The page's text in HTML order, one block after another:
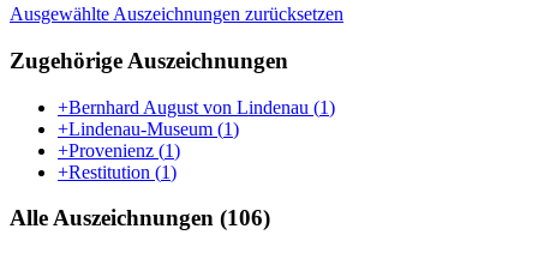
Ausgewählte Auszeichnungen zurücksetzen
Zugehörige Auszeichnungen
+Bernhard August von Lindenau (1)
+Lindenau-Museum (1)
+Provenienz (1)
+Restitution (1)
Alle Auszeichnungen (106)